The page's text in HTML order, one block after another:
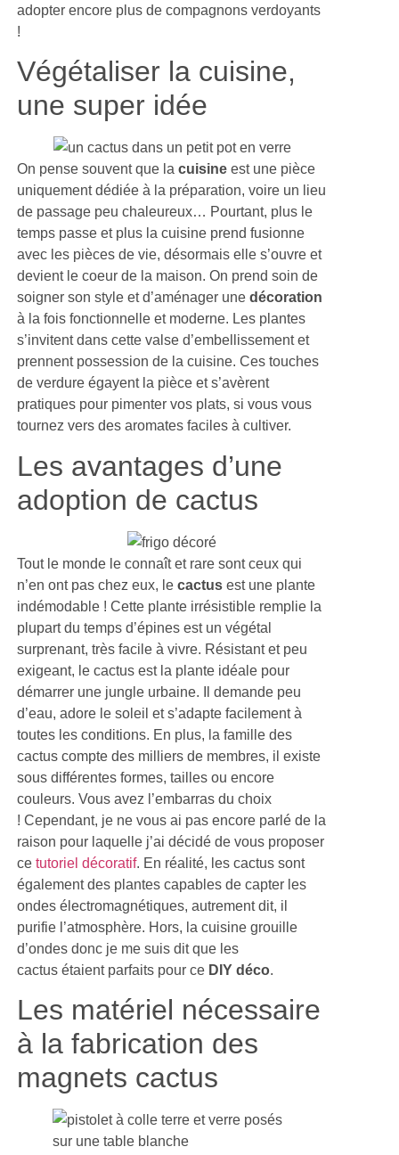
adopter encore plus de compagnons verdoyants
!
Végétaliser la cuisine,
une super idée
On pense souvent que lacuisine est une pièce
uniquement dédiée à la préparation, voire un lieu
de passage peu chaleureux… Pourtant, plus le
temps passe et plus la cuisine prend fusionne
avec les pièces de vie, désormais elle s’ouvre et
devient le coeur de la maison. On prend soin de
soigner son style et d’aménager unedécoration
à la fois fonctionnelle et moderne. Les plantes
s’invitent dans cette valse d’embellissement et
prennent possession de la cuisine. Ces touches
de verdure égayent la pièce et s’avèrent
pratiques pour pimenter vos plats, si vous vous
tournez vers des aromates faciles à cultiver.
Les avantages d’une
adoption de cactus
Tout le monde le connaît et rare sont ceux qui
n’en ont pas chez eux, lecactus est une plante
indémodable ! Cette plante irrésistible remplie la
plupart du temps d’épines est un végétal
surprenant, très facile à vivre. Résistant et peu
exigeant, le cactus est la plante idéale pour
démarrer une jungle urbaine. Il demande peu
d’eau, adore le soleil et s’adapte facilement à
toutes les conditions. En plus, la famille des
cactus compte des milliers de membres, il existe
sous différentes formes, tailles ou encore
couleurs. Vous avez l’embarras du choix
! Cependant, je ne vous ai pas encore parlé de la
raison pour laquelle j’ai décidé de vous proposer
cetutoriel décoratif. En réalité, les cactus sont
également des plantes capables de capter les
ondes électromagnétiques, autrement dit, il
purifie l’atmosphère. Hors, la cuisine grouille
d’ondes donc je me suis dit que les
cactus étaient parfaits pour ce DIY déco.
Les matériel nécessaire
à la fabrication des
magnets cactus